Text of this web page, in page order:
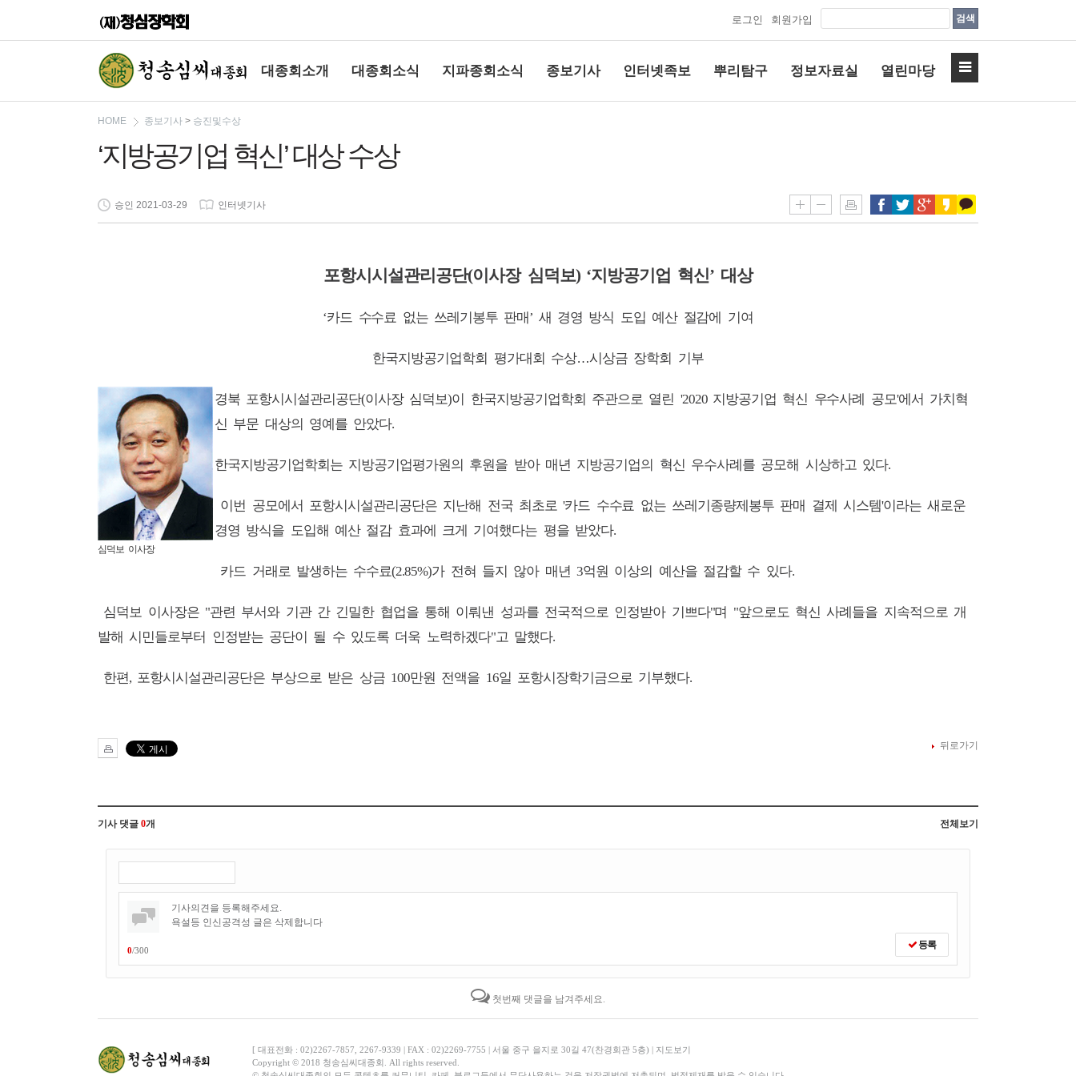
로그인 회원가입 검색
대종회소개 대종회소식 지파종회소식 종보기사 인터넷족보 뿌리탐구 정보자료실 열린마당
HOME 종보기사 > 승진및수상
‘지방공기업 혁신’ 대상 수상
승인 2021-03-29 인터넷기사
포항시시설관리공단(이사장 심덕보) ‘지방공기업 혁신’ 대상
‘카드 수수료 없는 쓰레기봉투 판매’ 새 경영 방식 도입 예산 절감에 기여
한국지방공기업학회 평가대회 수상…시상금 장학회 기부
심덕보 이사장
경북 포항시시설관리공단(이사장 심덕보)이 한국지방공기업학회 주관으로 열린 '2020 지방공기업 혁신 우수사례 공모'에서 가치혁
신 부문 대상의 영예를 안았다.
한국지방공기업학회는 지방공기업평가원의 후원을 받아 매년 지방공기업의 혁신 우수사례를 공모해 시상하고 있다.
이번 공모에서 포항시시설관리공단은 지난해 전국 최초로'카드 수수료 없는 쓰레기종량제봉투 판매 결제 시스템'이라는 새로운
경영 방식을 도입해 예산 절감 효과에 크게 기여했다는 평을 받았다.
카드 거래로 발생하는 수수료(2.85%)가 전혀 들지 않아 매년 3억원 이상의 예산을 절감할 수 있다.
심덕보 이사장은 "관련 부서와 기관 간 긴밀한 협업을 통해 이뤄낸 성과를 전국적으로 인정받아 기쁘다"며 "앞으로도 혁신 사례들을 지속적으로 개
발해 시민들로부터 인정받는 공단이 될 수 있도록 더욱 노력하겠다"고 말했다.
한편, 포항시시설관리공단은 부상으로 받은 상금 100만원 전액을 16일 포항시장학기금으로 기부했다.
뒤로가기
기사 댓글 0개 전체보기
0/300 등록
첫번째 댓글을 남겨주세요.
[ 대표전화 : 02)2267-7857, 2267-9339 | FAX : 02)2269-7755 | 서울 중구 을지로 30길 47(찬경회관 5층) | 지도보기
Copyright © 2018 청송심씨대종회. All rights reserved.